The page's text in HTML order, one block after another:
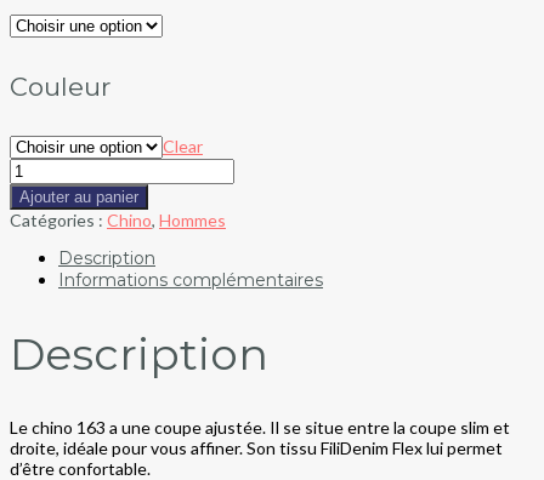
Couleur
Clear
Ajouter au panier
Catégories : Chino, Hommes
Description
Informations complémentaires
Description
Le chino 163 a une coupe ajustée. Il se situe entre la coupe slim et
droite, idéale pour vous affiner. Son tissu FiliDenim Flex lui permet
d’être confortable.